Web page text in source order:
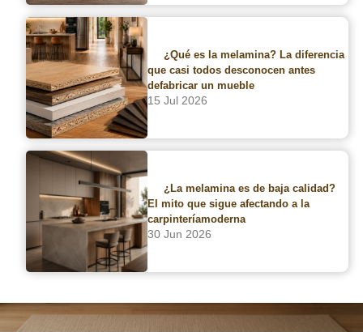
Cubrecantos: el detalle invisible que define la calidad real de un
mueble En diseño interior y carpintería, los grandes errores casi
nunca están en...
¿Qué es la melamina? La diferencia
que casi todos desconocen antes
defabricar un mueble
15 Jul 2026
¿La melamina es de baja calidad?
El mito que sigue afectando a la
carpinteríamoderna
30 Jun 2026